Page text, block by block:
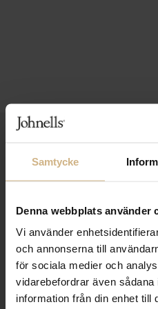
Samtycke
Denna webbplats använder
Vi använder
och annonserna till
för sociala medier och
vidarebefordrar även
information från din enhet till
FRI FRAKT
Håll dig
PRENUMERERA PÅ